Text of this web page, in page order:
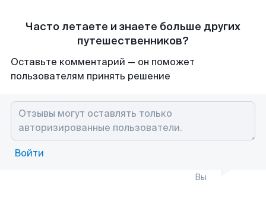
Часто летаете и знаете больше других
путешественников?
Оставьте комментарий — он поможет
пользователям принять решение
Войти
Вы